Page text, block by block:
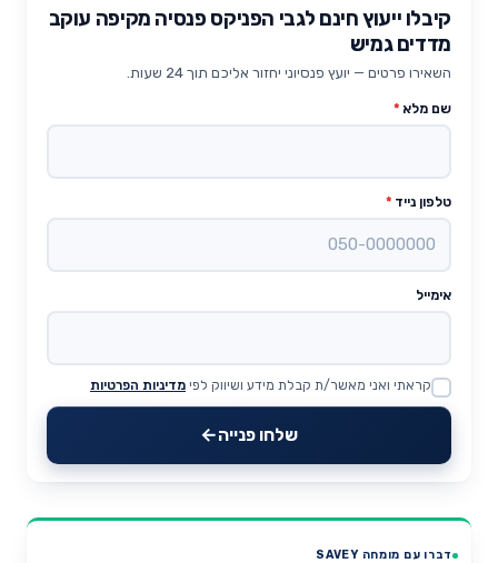
קיבלו ייעוץ חינם לגבי הפניקס פנסיה מקיפה עוקב
מדדים גמיש
השאירו פרטים — יועץ פנסיוני יחזור אליכם תוך 24 שעות.
שם מלא *
טלפון נייד *
אימייל
Website
קראתי ואני מאשר/ת קבלת מידע ושיווק לפי מדיניות הפרטיות
שלחו פנייה
דברו עם מומחה SAVEY